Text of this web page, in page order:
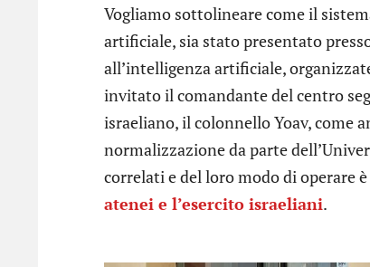
Vogliamo sottolineare come il
artificiale, sia stato presentato
all’intelligenza artificiale,
invitato il comandante del centro
israeliano, il colonnello Yoav, come
normalizzazione da parte
correlati e del loro modo di operare è
atenei e l’esercito israeliani.